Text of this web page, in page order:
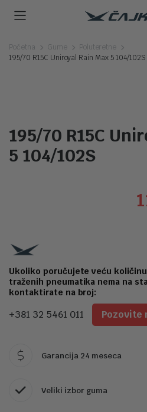
Početna Gume
Poluteretne
195/70 R15C Uniroyal Rain Max 5 104/102S
195/70 R15C
5 104/102S
Ukoliko poručujete veću
traženih pneumatika nema na
kontaktirate na broj:
+381 32 5461 011 Pozovite
Garancija 24 meseca
Veliki izbor guma